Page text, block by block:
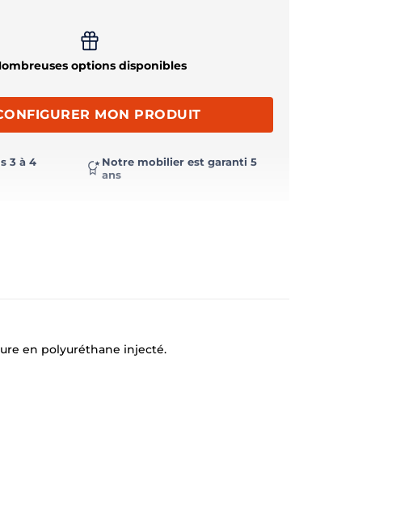
options disponibles
MON PRODUIT
3 à 4
Notre mobilier est garanti 5
ans
en polyuréthane injecté.